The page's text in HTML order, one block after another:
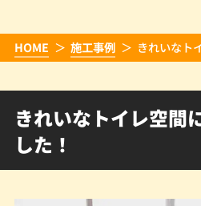
HOME 施工事例 きれいなト
きれいなトイレ空間
した！